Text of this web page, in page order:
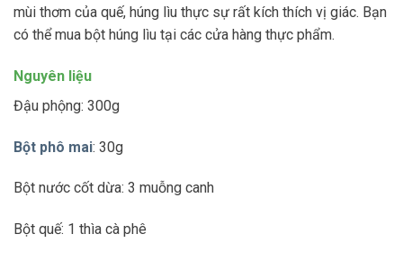
mùi thơm của quế, húng lìu thực sự rất kích thích vị giác. Bạn
có thể mua bột húng lìu tại các cửa hàng thực phẩm.
Nguyên liệu
Đậu phộng: 300g
Bột phô mai: 30g
Bột nước cốt dừa: 3 muỗng canh
Bột quế: 1 thìa cà phê